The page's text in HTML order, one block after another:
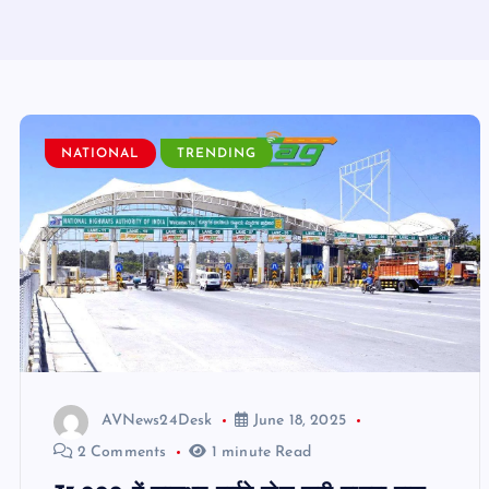
NATIONAL TRENDING
AVNews24Desk
June 18, 2025
2 Comments
1 minute Read